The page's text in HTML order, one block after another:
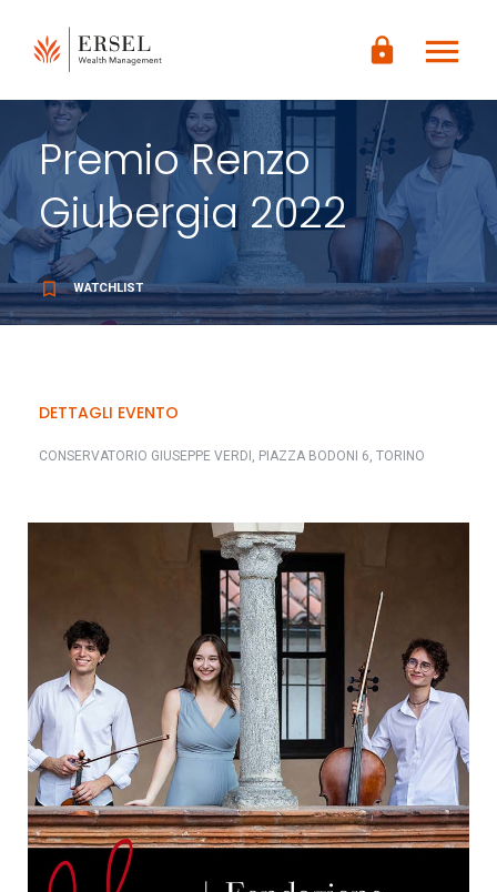
CONTENUTO
PRINCIPALE
PIÈ DI
PAGINA
lock menu
Premio Renzo
Giubergia 2022
bookmark_borderWATCHLIST
DETTAGLI EVENTO
CONSERVATORIO GIUSEPPE VERDI, PIAZZA BODONI 6, TORINO